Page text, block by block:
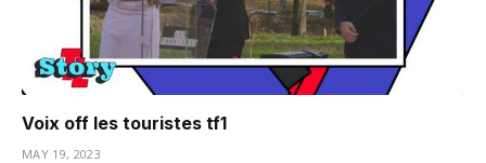
Voix off les touristes tf1
MAY 19, 2023